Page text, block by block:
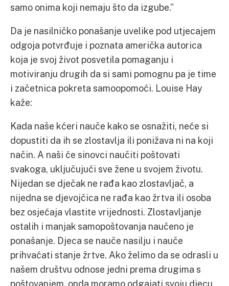
samo onima koji nemaju što da izgube.”
Da je nasilničko ponašanje uvelike pod utjecajem
odgoja potvrđuje i poznata američka autorica
koja je svoj život posvetila pomaganju i
motiviranju drugih da si sami pomognu pa je time
i začetnica pokreta samoopomoći. Louise Hay
kaže:
Kada naše kćeri nauče kako se osnažiti, neće si
dopustiti da ih se zlostavlja ili ponižava ni na koji
način. A naši će sinovci naučiti poštovati
svakoga, uključujući sve žene u svojem životu.
Nijedan se dječak ne rađa kao zlostavljač, a
nijedna se djevojčica ne rađa kao žrtva ili osoba
bez osjećaja vlastite vrijednosti. Zlostavljanje
ostalih i manjak samopoštovanja naučeno je
ponašanje. Djeca se nauče nasilju i nauče
prihvaćati stanje žrtve. Ako želimo da se odrasli u
našem društvu odnose jedni prema drugima s
poštovanjem, onda moramo odgajati svoju djecu